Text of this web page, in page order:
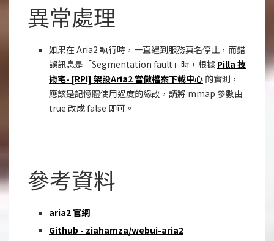
異常處理
如果在 Aria2 執行時，一直遇到服務莫名停止，而錯
誤訊息是「Segmentation fault」時，根據 Pilla 技
術宅- [RPI] 架設Aria2 當做檔案下載中心 的實測，
應該是記憶體使用過度的緣故，請將 mmap 參數由
true 改成 false 即可。
參考資料
aria2 官網
Github - ziahamza/webui-aria2